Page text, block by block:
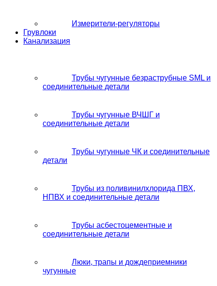
Измерители-регуляторы
Грувлоки
Канализация
Трубы чугунные безраструбные SML и
соединительные детали
Трубы чугунные ВЧШГ и
соединительные детали
Трубы чугунные ЧК и соединительные
детали
Трубы из поливинилхлорида ПВХ,
НПВХ и соединительные детали
Трубы асбестоцементные и
соединительные детали
Люки, трапы и дождеприемники
чугунные